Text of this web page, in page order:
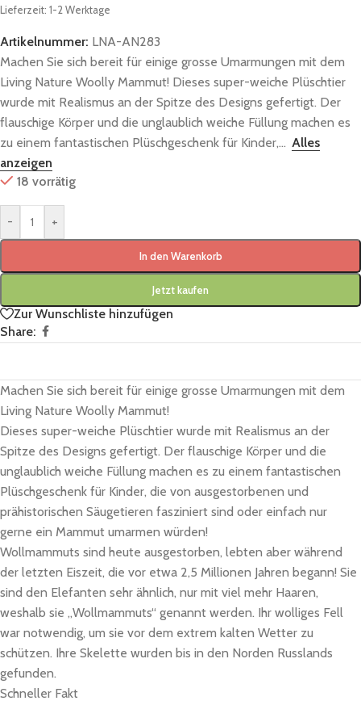
Lieferzeit: 1-2 Werktage
Artikelnummer: LNA-AN283
Machen Sie sich bereit für einige grosse Umarmungen mit dem
Living Nature Woolly Mammut! Dieses super-weiche Plüschtier
wurde mit Realismus an der Spitze des Designs gefertigt. Der
flauschige Körper und die unglaublich weiche Füllung machen es
zu einem fantastischen Plüschgeschenk für Kinder,... Alles
anzeigen
18 vorrätig
- +
In den Warenkorb
Jetzt kaufen
Zur Wunschliste hinzufügen
Share:
Machen Sie sich bereit für einige grosse Umarmungen mit dem
Living Nature Woolly Mammut!
Dieses super-weiche Plüschtier wurde mit Realismus an der
Spitze des Designs gefertigt. Der flauschige Körper und die
unglaublich weiche Füllung machen es zu einem fantastischen
Plüschgeschenk für Kinder, die von ausgestorbenen und
prähistorischen Säugetieren fasziniert sind oder einfach nur
gerne ein Mammut umarmen würden!
Wollmammuts sind heute ausgestorben, lebten aber während
der letzten Eiszeit, die vor etwa 2,5 Millionen Jahren begann! Sie
sind den Elefanten sehr ähnlich, nur mit viel mehr Haaren,
weshalb sie „Wollmammuts“ genannt werden. Ihr wolliges Fell
war notwendig, um sie vor dem extrem kalten Wetter zu
schützen. Ihre Skelette wurden bis in den Norden Russlands
gefunden.
Schneller Fakt